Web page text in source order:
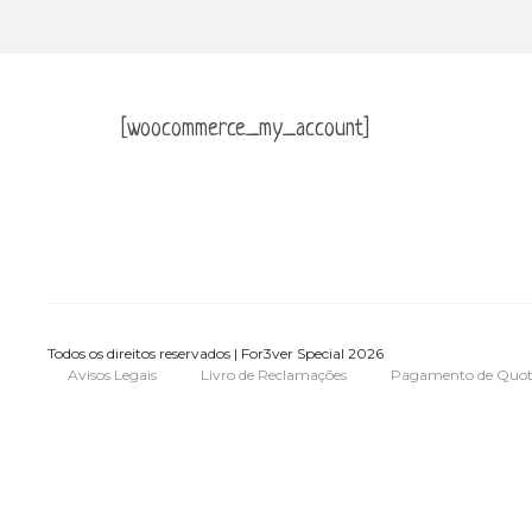
[woocommerce_my_account]
Todos os direitos reservados | For3ver Special 2026
Avisos Legais
Livro de Reclamações Pagamento de